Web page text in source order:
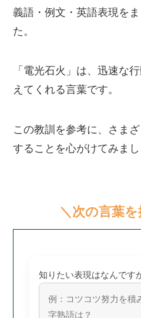
義語・例文・英語表現を
た。
「電光石火」は、迅速な
えてくれる言葉です。
この教訓を参考に、さま
することを心がけてみまし
＼次の言葉
知りたい表現はなんです